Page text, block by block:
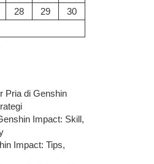
28 29
30
Pria di Genshin
Impact: Skill,
Impact: Tips,